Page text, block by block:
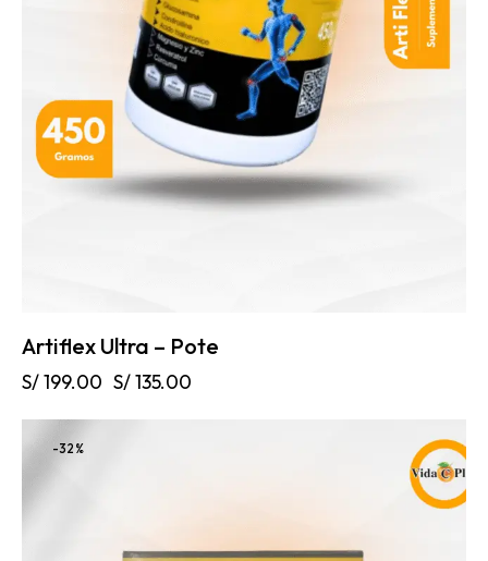
Artiflex Ultra – Pote
S/199.00 S/135.00
-32%